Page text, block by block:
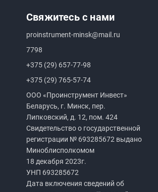
Свяжитесь с нами
proinstrument-minsk@mail.ru
7798
+375 (29) 657-77-98
+375 (29) 765-57-74
ООО «Проинструмент Инвест»
Беларусь, г. Минск, пер.
Липковский, д. 12, пом. 424
Свидетельство о государственной
регистрации № 693285672 выдано
Миноблисполкомом
18 декабря 2023г.
УНП 693285672
Дата включения сведений об